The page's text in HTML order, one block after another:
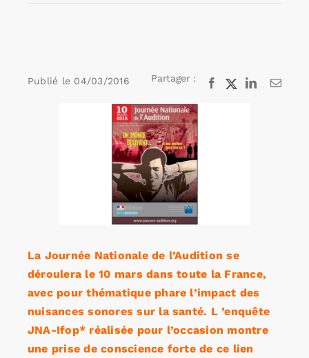
Annonces emploi
Publié le 04/03/2016 Partager : Facebook
X LinkedInEmail
La Journée Nationale de l’Audition se
déroulera le 10 mars dans toute la France,
avec pour thématique phare l’impact des
nuisances sonores sur la santé. L ’enquête
JNA-Ifop* réalisée pour l’occasion montre
une prise de conscience forte de ce lien